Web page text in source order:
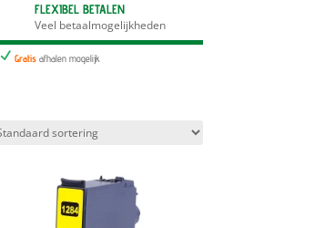
FLEXIBEL BETALEN
Veel betaalmogelijkheden
N Gratis afhalen mogelijk